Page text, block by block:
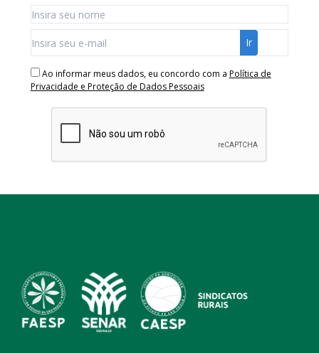
Ao informar meus dados, eu concordo com a Política de
Privacidade e Proteção de Dados Pessoais